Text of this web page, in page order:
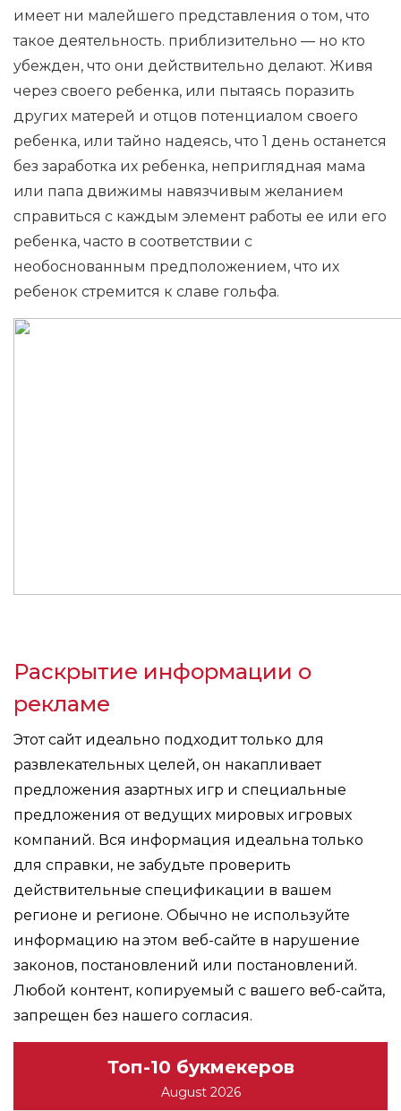
имеет ни малейшего представления о том, что
такое деятельность. приблизительно — но кто
убежден, что они действительно делают. Живя
через своего ребенка, или пытаясь поразить
других матерей и отцов потенциалом своего
ребенка, или тайно надеясь, что 1 день останется
без заработка их ребенка, неприглядная мама
или папа движимы навязчивым желанием
справиться с каждым элемент работы ее или его
ребенка, часто в соответствии с
необоснованным предположением, что их
ребенок стремится к славе гольфа.
Раскрытие информации о
рекламе
Этот сайт идеально подходит только для
развлекательных целей, он накапливает
предложения азартных игр и специальные
предложения от ведущих мировых игровых
компаний. Вся информация идеальна только
для справки, не забудьте проверить
действительные спецификации в вашем
регионе и регионе. Обычно не используйте
информацию на этом веб-сайте в нарушение
законов, постановлений или постановлений.
Любой контент, копируемый с вашего веб-сайта,
запрещен без нашего согласия.
Топ-10 букмекеров
August 2026